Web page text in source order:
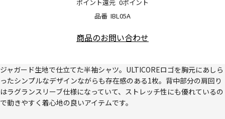
品番 IBL05A
ポイント還元 0ポイント
商品のお問い合わせ
ジャガード生地で仕立てた半袖シャツ。ULTICOREロゴを胸元にあしら
ったシンプルなデザインながらも存在感のある1枚。背中部分の肩回り
はラグランスリーブ仕様になっていて、ストレッチ性にも優れているの
で動きやすく着心地の良いアイテムです。